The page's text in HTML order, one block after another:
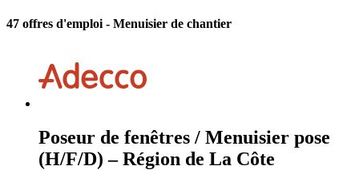
47 offres d'emploi - Menuisier de chantier
Poseur de fenêtres / Menuisier pose
(H/F/D) – Région de La Côte